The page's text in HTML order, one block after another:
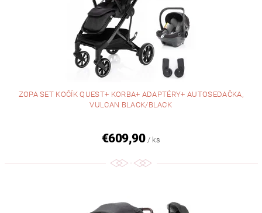
ZOPA SET KOČÍK QUEST+ KORBA+ ADAPTÉRY+ AUTOSEDAČKA,
VULCAN BLACK/BLACK
€609,90 / ks